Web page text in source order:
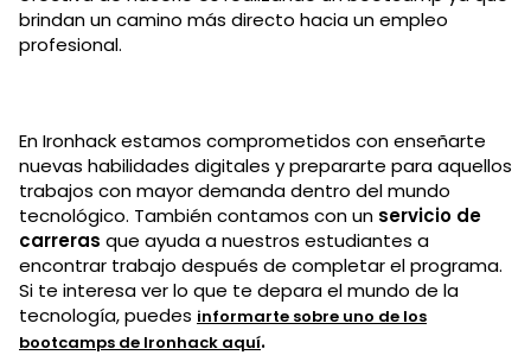
brindan un camino más directo hacia un empleo
profesional.
En Ironhack estamos comprometidos con enseñarte
nuevas habilidades digitales y prepararte para aquellos
trabajos con mayor demanda dentro del mundo
tecnológico. También contamos con un servicio de
carreras que ayuda a nuestros estudiantes a
encontrar trabajo después de completar el programa.
Si te interesa ver lo que te depara el mundo de la
tecnología, puedes informarte sobre uno de los
bootcamps de Ironhack aquí.